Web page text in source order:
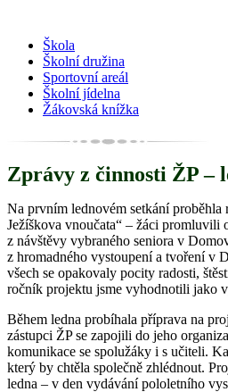
Škola
Školní družina
Sportovní areál
Školní jídelna
Žákovská knížka
Zprávy z činnosti ŽP –
Na prvním lednovém setkání
Ježíškova vnoučata“ – žáci promluvili
z návštěvy vybraného seniora v
z hromadného vystoupení a tvoření v
všech se opakovaly pocity radosti,
ročník projektu jsme vyhodnotili jako
Během ledna probíhala příprava na
zástupci ŽP se zapojili do jeho
komunikace se spolužáky i s učiteli.
který by chtěla společně zhlédnout.
ledna – v den vydávání pololetního